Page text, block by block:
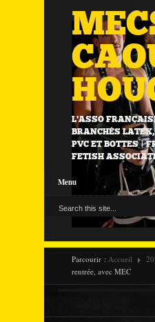
L'ASSO
BRANCHÉS
PVC ET BOTTES |
FETISH
Menu
Parcourir : Accueil
rentrée, avec MEC